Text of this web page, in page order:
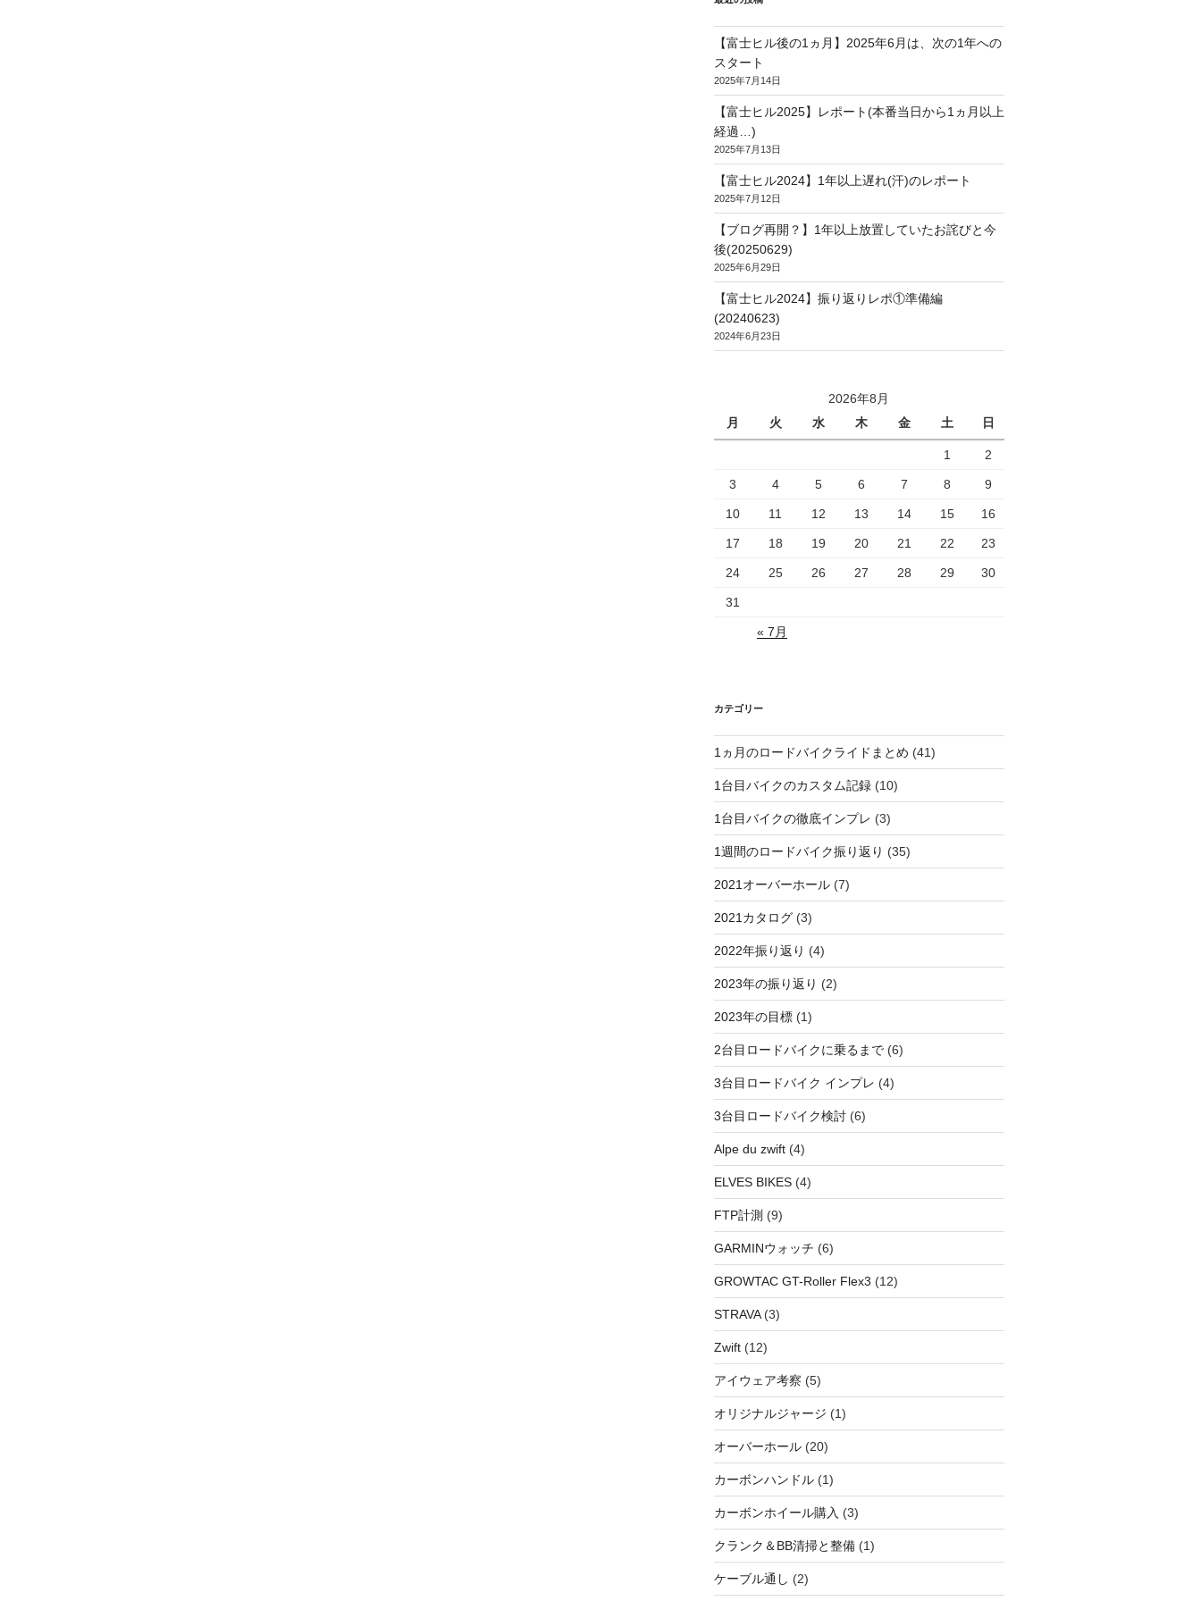
【富士ヒル後の1ヵ月】2025年6月は、次の1年への
スタート
2025年7月14日
【富士ヒル2025】レポート(本番当日から1ヵ月以上
経過…)
2025年7月13日
【富士ヒル2024】1年以上遅れ(汗)のレポート
2025年7月12日
【ブログ再開？】1年以上放置していたお詫びと今
後(20250629)
2025年6月29日
【富士ヒル2024】振り返りレポ①準備編
(20240623)
2024年6月23日
2026年8月
月
火 水 木 金 土 日
1 2
3 4 5 6 7 8 9
10 11 12 13 14 15 16
17 18 19 20 21 22 23
24 25 26 27 28 29 30
31
« 7月
カテゴリー
1ヵ月のロードバイクライドまとめ (41)
1台目バイクのカスタム記録(10)
1台目バイクの徹底インプレ (3)
1週間のロードバイク振り返り (35)
2021オーバーホール(7)
2021カタログ(3)
2022年振り返り (4)
2023年の振り返り (2)
2023年の目標(1)
2台目ロードバイクに乗るまで(6)
3台目ロードバイク インプレ (4)
3台目ロードバイク検討(6)
Alpe du zwift(4)
ELVES BIKES(4)
FTP計測 (9)
GARMINウォッチ (6)
GROWTAC GT-Roller Flex3 (12)
STRAVA(3)
Zwift(12)
アイウェア考察 (5)
オリジナルジャージ (1)
オーバーホール(20)
カーボンハンドル(1)
カーボンホイール購入 (3)
クランク＆BB清掃と整備(1)
ケーブル通し (2)